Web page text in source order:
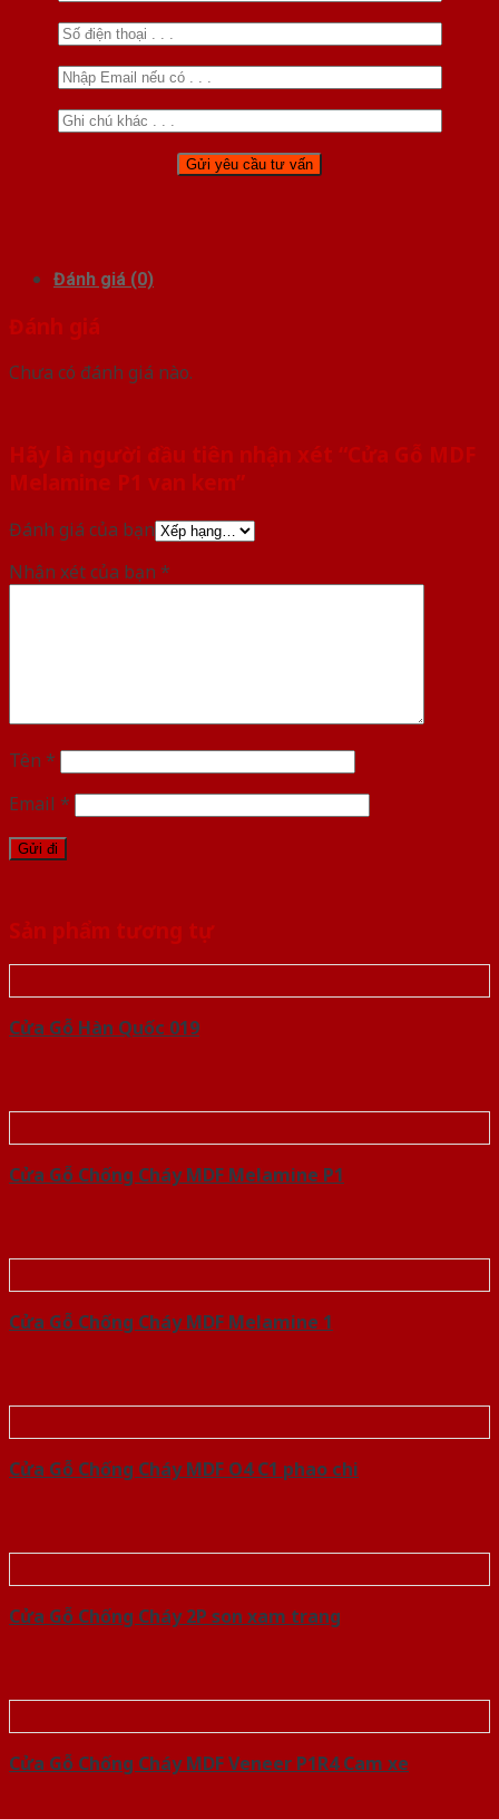
Đánh giá (0)
Đánh giá
Chưa có đánh giá nào.
Hãy là người đầu tiên nhận xét “Cửa Gỗ MDF
Melamine P1 van kem”
Đánh giá của bạn
Nhận xét của bạn *
Tên *
Email *
Sản phẩm tương tự
Cửa Gỗ Hàn Quốc 019
Cửa Gỗ Chống Cháy MDF Melamine P1
Cửa Gỗ Chống Cháy MDF Melamine 1
Cửa Gỗ Chống Cháy MDF O4 C1 phao chi
Cửa Gỗ Chống Cháy 2P son xam trang
Cửa Gỗ Chống Cháy MDF Veneer P1R4 Cam xe